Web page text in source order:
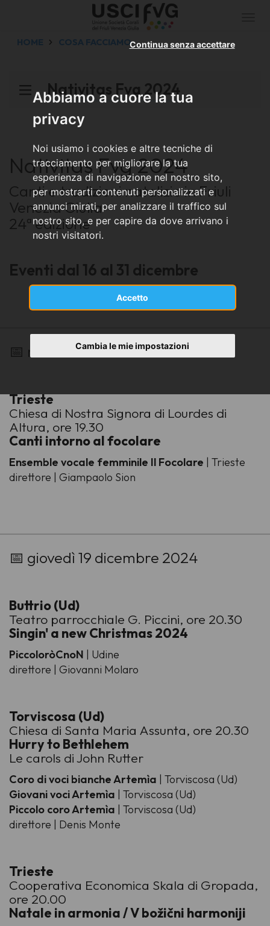
Abbiamo a cuore la tua
privacy
Noi usiamo i cookies e altre tecniche di
tracciamento per migliorare la tua
esperienza di navigazione nel nostro sito,
per mostrarti contenuti personalizzati e
annunci mirati, per analizzare il traffico sul
nostro sito, e per capire da dove arrivano i
nostri visitatori.
Accetto
Continua senza accettare
Cambia le mie impostazioni
HOME COSA FACCIAMO
Nativitas Fvg 2024
Nativitas Fvg 2024
Canti e tradizioni natalizie in Friuli
Venezia Giulia
24ª edizione
Eventi dal 16 al 31 dicembre
📅 martedì 17 dicembre 2024
Trieste
Chiesa di Nostra Signora di Lourdes di
Altura, ore 19.30
Canti intorno al focolare
Ensemble vocale femminile Il Focolare | Trieste
direttore | Giampaolo Sion
📅 giovedì 19 dicembre 2024
Buttrio (Ud)
Teatro parrocchiale G. Piccini, ore 20.30
Singin' a new Christmas 2024
PiccoloròCnoN | Udine
direttore | Giovanni Molaro
Torviscosa (Ud)
Chiesa di Santa Maria Assunta, ore 20.30
Hurry to Bethlehem
Le carols di John Rutter
Coro di voci bianche Artemìa | Torviscosa (Ud)
Giovani voci Artemìa | Torviscosa (Ud)
Piccolo coro Artemìa | Torviscosa (Ud)
direttore | Denis Monte
Trieste
Cooperativa Economica Skala di Gropada,
ore 20.00
Natale in armonia / V božični harmoniji